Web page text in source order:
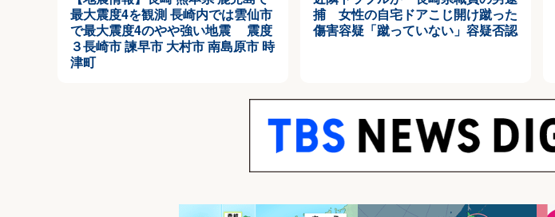
最大震度4を観測 長崎内では雲仙市
で最大震度4のやや強い地震 震度
３長崎市 諫早市 大村市 南島原市 時
津町
捕 女性の自宅ドアこじ開け蹴った
傷害容疑「蹴っていない」容疑否認